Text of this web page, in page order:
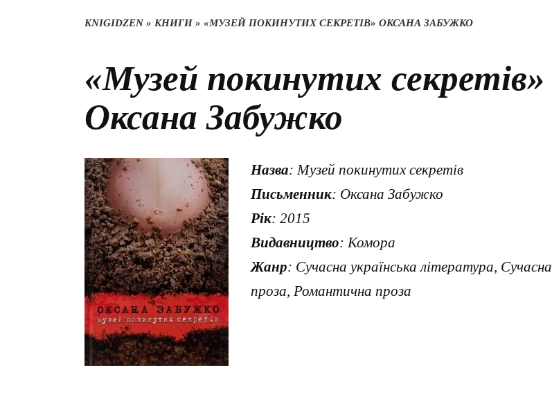
KNIGIDZEN» КНИГИ » «МУЗЕЙ ПОКИНУТИХ СЕКРЕТІВ» ОКСАНА ЗАБУЖКО
«Музей покинутих секретів»
Оксана Забужко
Назва: Музей покинутих секретів
Письменник: Оксана Забужко
Рік: 2015
Видавництво: Комора
Жанр: Сучасна українська література, Сучасна
проза, Романтична проза